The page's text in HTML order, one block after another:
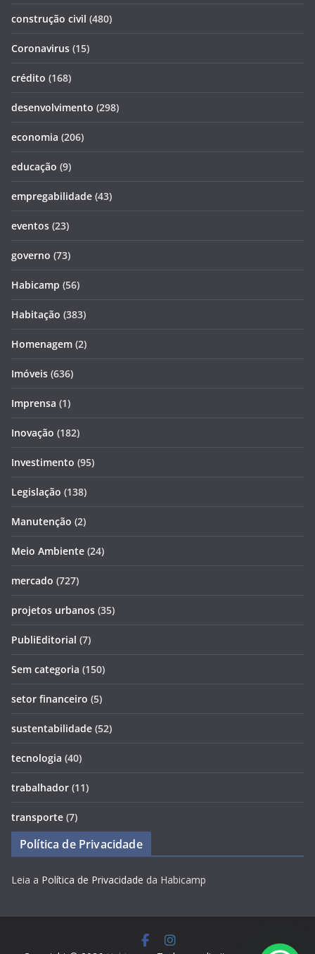
construção civil (480)
Coronavirus (15)
crédito (168)
desenvolvimento (298)
economia (206)
educação (9)
empregabilidade (43)
eventos (23)
governo (73)
Habicamp (56)
Habitação (383)
Homenagem (2)
Imóveis (636)
Imprensa (1)
Inovação (182)
Investimento (95)
Legislação (138)
Manutenção (2)
Meio Ambiente (24)
mercado (727)
projetos urbanos (35)
PubliEditorial (7)
Sem categoria (150)
setor financeiro (5)
sustentabilidade (52)
tecnologia (40)
trabalhador (11)
transporte (7)
Política de Privacidade
Leia a Política de Privacidade da Habicamp